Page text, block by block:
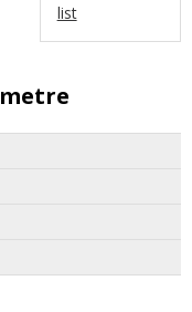
list